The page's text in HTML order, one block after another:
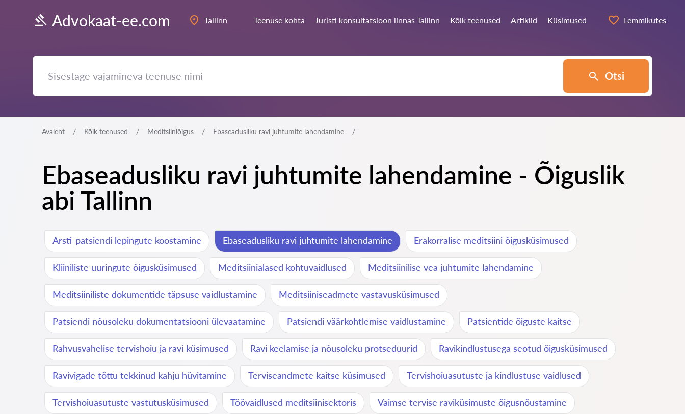
Advokaat-ee.com Tallinn Teenuse kohta Juristi konsultatsioon linnas Tallinn Kõik teenused Artiklid Küsimused Lemmikutes
Otsi
Avaleht Kõik teenused Meditsiiniõigus Ebaseadusliku ravi juhtumite lahendamine
Ebaseadusliku ravi juhtumite lahendamine - Õiguslik
abi Tallinn
Arsti-patsiendi lepingute koostamine Ebaseadusliku ravi juhtumite lahendamine Erakorralise meditsiini õigusküsimused
Kliiniliste uuringute õigusküsimused Meditsiinialased kohtuvaidlused Meditsiinilise vea juhtumite lahendamine
Meditsiiniliste dokumentide täpsuse vaidlustamine Meditsiiniseadmete vastavusküsimused
Patsiendi nõusoleku dokumentatsiooni ülevaatamine Patsiendi väärkohtlemise vaidlustamine Patsientide õiguste kaitse
Rahvusvahelise tervishoiu ja ravi küsimused Ravi keelamise ja nõusoleku protseduurid Ravikindlustusega seotud õigusküsimused
Ravivigade tõttu tekkinud kahju hüvitamine Terviseandmete kaitse küsimused Tervishoiuasutuste ja kindlustuse vaidlused
Tervishoiuasutuste vastutusküsimused Töövaidlused meditsiinisektoris Vaimse tervise raviküsimuste õigusnõustamine